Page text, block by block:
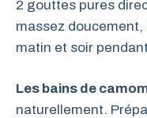
2 gouttes pures
massez
matin et soir
Les bains de
naturellement.